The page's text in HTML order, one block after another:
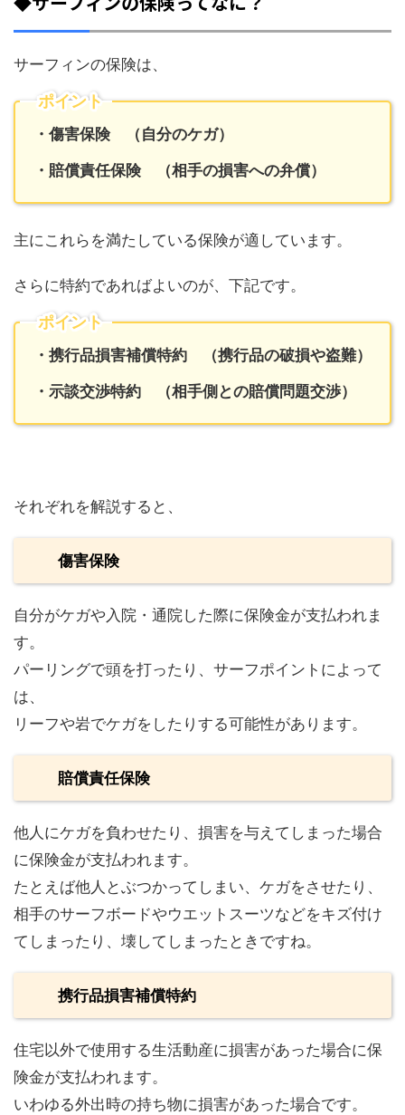
サーフィンの保険は、
ポイント
・傷害保険 （自分のケガ）
・賠償責任保険 （相手の損害への弁償）
主にこれらを満たしている保険が適しています。
さらに特約であればよいのが、下記です。
ポイント
・携行品損害補償特約 （携行品の破損や盗難）
・示談交渉特約 （相手側との賠償問題交渉）
それぞれを解説すると、
傷害保険
自分がケガや入院・通院した際に保険金が支払われま
す。
パーリングで頭を打ったり、サーフポイントによって
は、
リーフや岩でケガをしたりする可能性があります。
賠償責任保険
他人にケガを負わせたり、損害を与えてしまった場合
に保険金が支払われます。
たとえば他人とぶつかってしまい、ケガをさせたり、
相手のサーフボードやウエットスーツなどをキズ付け
てしまったり、壊してしまったときですね。
携行品損害補償特約
住宅以外で使用する生活動産に損害があった場合に保
険金が支払われます。
いわゆる外出時の持ち物に損害があった場合です。